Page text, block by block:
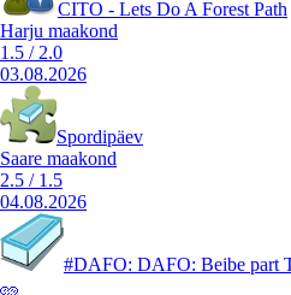
CITO - Lets Do A Forest Path
Harju maakond
1.5 / 2.0
03.08.2026
Spordipäev
Saare maakond
2.5 / 1.5
04.08.2026
#DAFO: DAFO: Beibe part